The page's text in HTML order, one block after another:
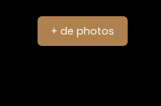
+ de photos